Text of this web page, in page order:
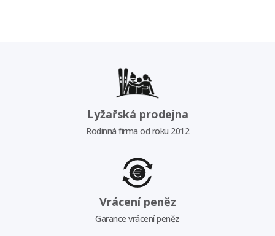
Lyžařská prodejna
Rodinná firma od roku 2012
Vrácení peněz
Garance vrácení peněz